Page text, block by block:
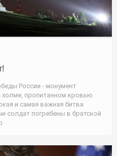
России - монумент
холме, пропитанном кровью.
и самая важная битва
солдат погребены в братской